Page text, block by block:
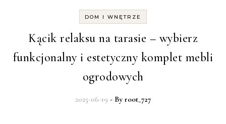
DOM I WNĘTRZE
Kącik relaksu na tarasie – wybierz
funkcjonalny i estetyczny komplet mebli
ogrodowych
2025-06-19 - By root_727